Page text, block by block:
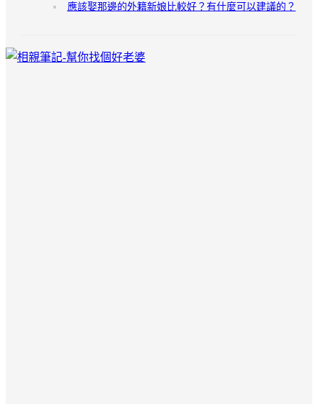
應該娶那邊的外籍新娘比較好？有什麼可以建議的？